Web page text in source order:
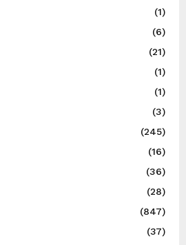
(1)
(6)
(21)
(1)
(1)
(3)
(245)
(16)
(36)
(28)
(847)
(37)